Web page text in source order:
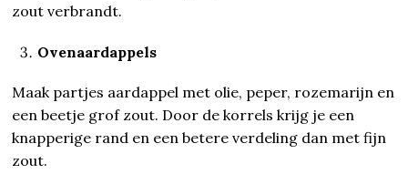
zout verbrandt.
Ovenaardappels
Maak partjes aardappel met olie, peper, rozemarijn en
een beetje grof zout. Door de korrels krijg je een
knapperige rand en een betere verdeling dan met fijn
zout.